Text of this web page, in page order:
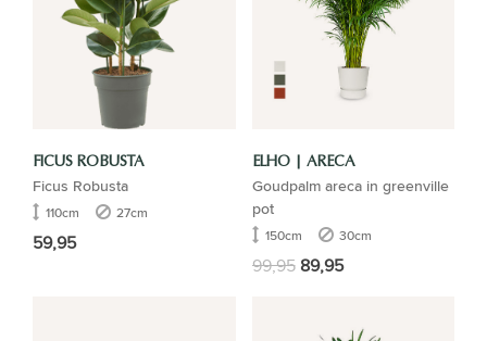
FICUS ROBUSTA
Ficus Robusta
110cm 27cm
59,95
ELHO | ARECA
Goudpalm areca in greenville
pot
150cm 30cm
99,95 89,95